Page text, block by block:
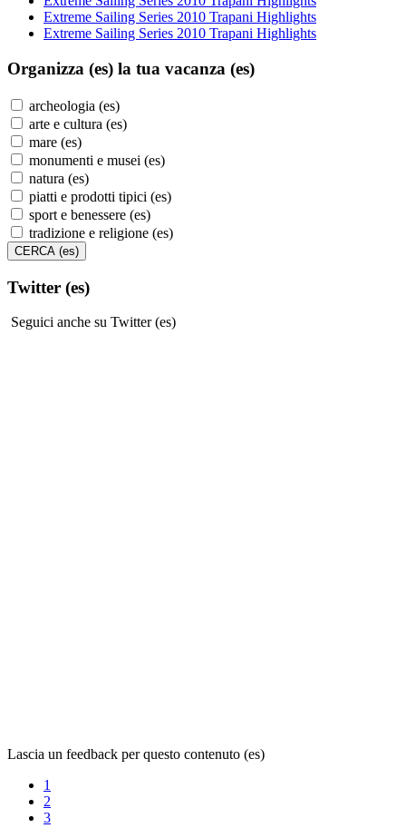
Extreme Sailing Series 2010 Trapani Highlights
Extreme Sailing Series 2010 Trapani Highlights
Organizza (es) la tua vacanza (es)
archeologia (es)
arte e cultura (es)
mare (es)
monumenti e musei (es)
natura (es)
piatti e prodotti tipici (es)
sport e benessere (es)
tradizione e religione (es)
Twitter (es)
Seguici anche su Twitter (es)
Lascia un feedback per questo contenuto (es)
1
2
3